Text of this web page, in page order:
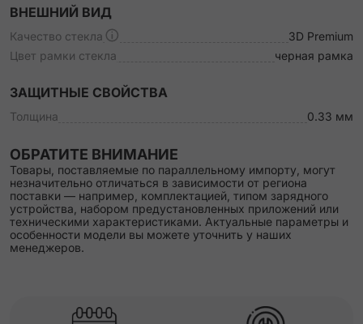
ВНЕШНИЙ ВИД
Качество стекла
3D Premium
Цвет рамки стекла
черная рамка
ЗАЩИТНЫЕ СВОЙСТВА
Толщина 0.33 мм
ОБРАТИТЕ ВНИМАНИЕ
Товары, поставляемые по параллельному импорту, могут
незначительно отличаться в зависимости от региона
поставки — например, комплектацией, типом зарядного
устройства, набором предустановленных приложений или
техническими характеристиками. Актуальные параметры и
особенности модели вы можете уточнить у наших
менеджеров.